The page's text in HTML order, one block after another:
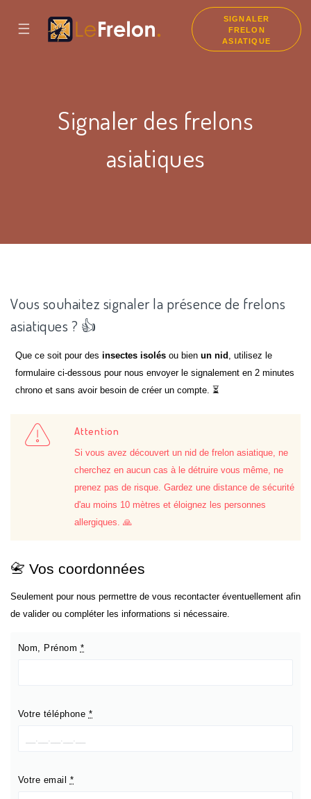
☰
SIGNALER
FRELON
ASIATIQUE
Signaler des frelons
asiatiques
Vous souhaitez signaler la présence de frelons
asiatiques ? 👍
Que ce soit pour desinsectes isolés ou bienun nid , utilisez le
formulaire ci-dessous pour nous envoyer le signalement en 2 minutes
chrono et sans avoir besoin de créer un compte. ⏳
Attention
Si vous avez découvert un nid de frelon asiatique, ne
cherchez en aucun cas à le détruire vous même, ne
prenez pas de risque. Gardez une distance de sécurité
d'au moins 10 mètres et éloignez les personnes
allergiques. 🙏
📇 Vos coordonnées
Seulement pour nous permettre de vous recontacter éventuellement afin
de valider ou compléter les informations si nécessaire.
Nom, Prénom *
Votre téléphone *
Votre email *